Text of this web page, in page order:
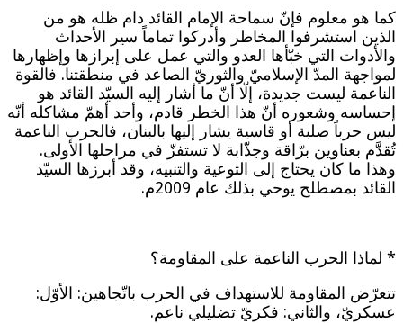
كما هو معلوم فإنّ سماحة الإمام القائد دام ظله هو من
الذين استشرفوا المخاطر وأدركوا تماماً سير الأحداث
والأدوات التي خبّأها العدو والتي عمل على إبرازها وإظهارها
لمواجهة المدّ الإسلاميّ والثوريّ الصاعد في منطقتنا. فالقوة
الناعمة ليست جديدة، إلّا أنّ ما أشار إليه السيّد القائد هو
إحساسه وشعوره أنّ هذا الخطر قادم، وأحد أهمّ مشاكله أنّه
ليس حرباً صلبة أو قاسية يشار إليها بالبنان، فالحرب الناعمة
تُقدَّم بعناوين برّاقة وجذّابة لا تستفزّ في مراحلها الأولى.
وهذا ما كان يحتاج إلى التوعية والتنبيه، وقد أبرزها السيّد
القائد بمصطلح يوحي بذلك عام 2009م.
* لماذا الحرب الناعمة على المقاومة؟
تتعرّض المقاومة للاستهداف في الحرب باتّجاهين: الأوّل:
عسكريّ، والثاني: فكريّ تضليلي ناعم.